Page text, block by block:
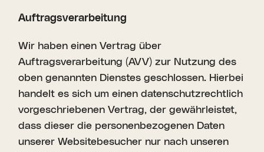
Auftrags­ver­ar­beitung
Wir haben einen Vertrag über
Auftragsverarbeitung (AVV) zur Nutzung des
oben genannten Dienstes geschlossen. Hierbei
handelt es sich um einen datenschutzrechtlich
vorgeschriebenen Vertrag, der gewährleistet,
dass dieser die personenbezogenen Daten
unserer Websitebesucher nur nach unseren